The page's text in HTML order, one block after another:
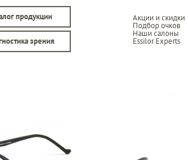
продукции Акции и скидки
Подбор очков
Наши салоны
Essilor Experts
зрения